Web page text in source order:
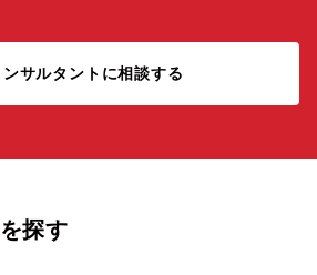
サルタントに相談する
探す